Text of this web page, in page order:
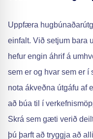
Uppfæra
einfalt. Við setjum bara
hefur engin áhrif á
sem er og hvar sem er
nota ákveðna útgáfu af
að búa til í
Skrá sem gæti verið
þú þarft að tryggja að